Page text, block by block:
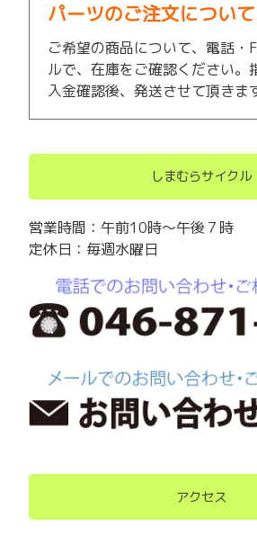
パーツのご注文について
ご希望の商品について、電話・
ルで、在庫をご確認ください。
入金確認後、発送させて頂きま
しまむらサイクル
営業時間：午前10時～午後７時
定休日：毎週水曜日
アクセス